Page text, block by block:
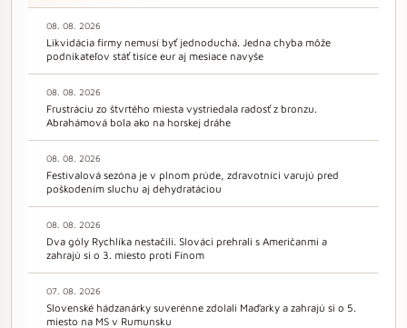
08. 08. 2026
Likvidácia firmy nemusí byť jednoduchá. Jedna chyba môže
podnikateľov stáť tisíce eur aj mesiace navyše
08. 08. 2026
Frustráciu zo štvrtého miesta vystriedala radosť z bronzu.
Abrahámová bola ako na horskej dráhe
08. 08. 2026
Festivalová sezóna je v plnom prúde, zdravotníci varujú pred
poškodením sluchu aj dehydratáciou
08. 08. 2026
Dva góly Rychlíka nestačili. Slováci prehrali s Američanmi a
zahrajú si o 3. miesto proti Fínom
07. 08. 2026
Slovenské hádzanárky suverénne zdolali Maďarky a zahrajú si o 5.
miesto na MS v Rumunsku